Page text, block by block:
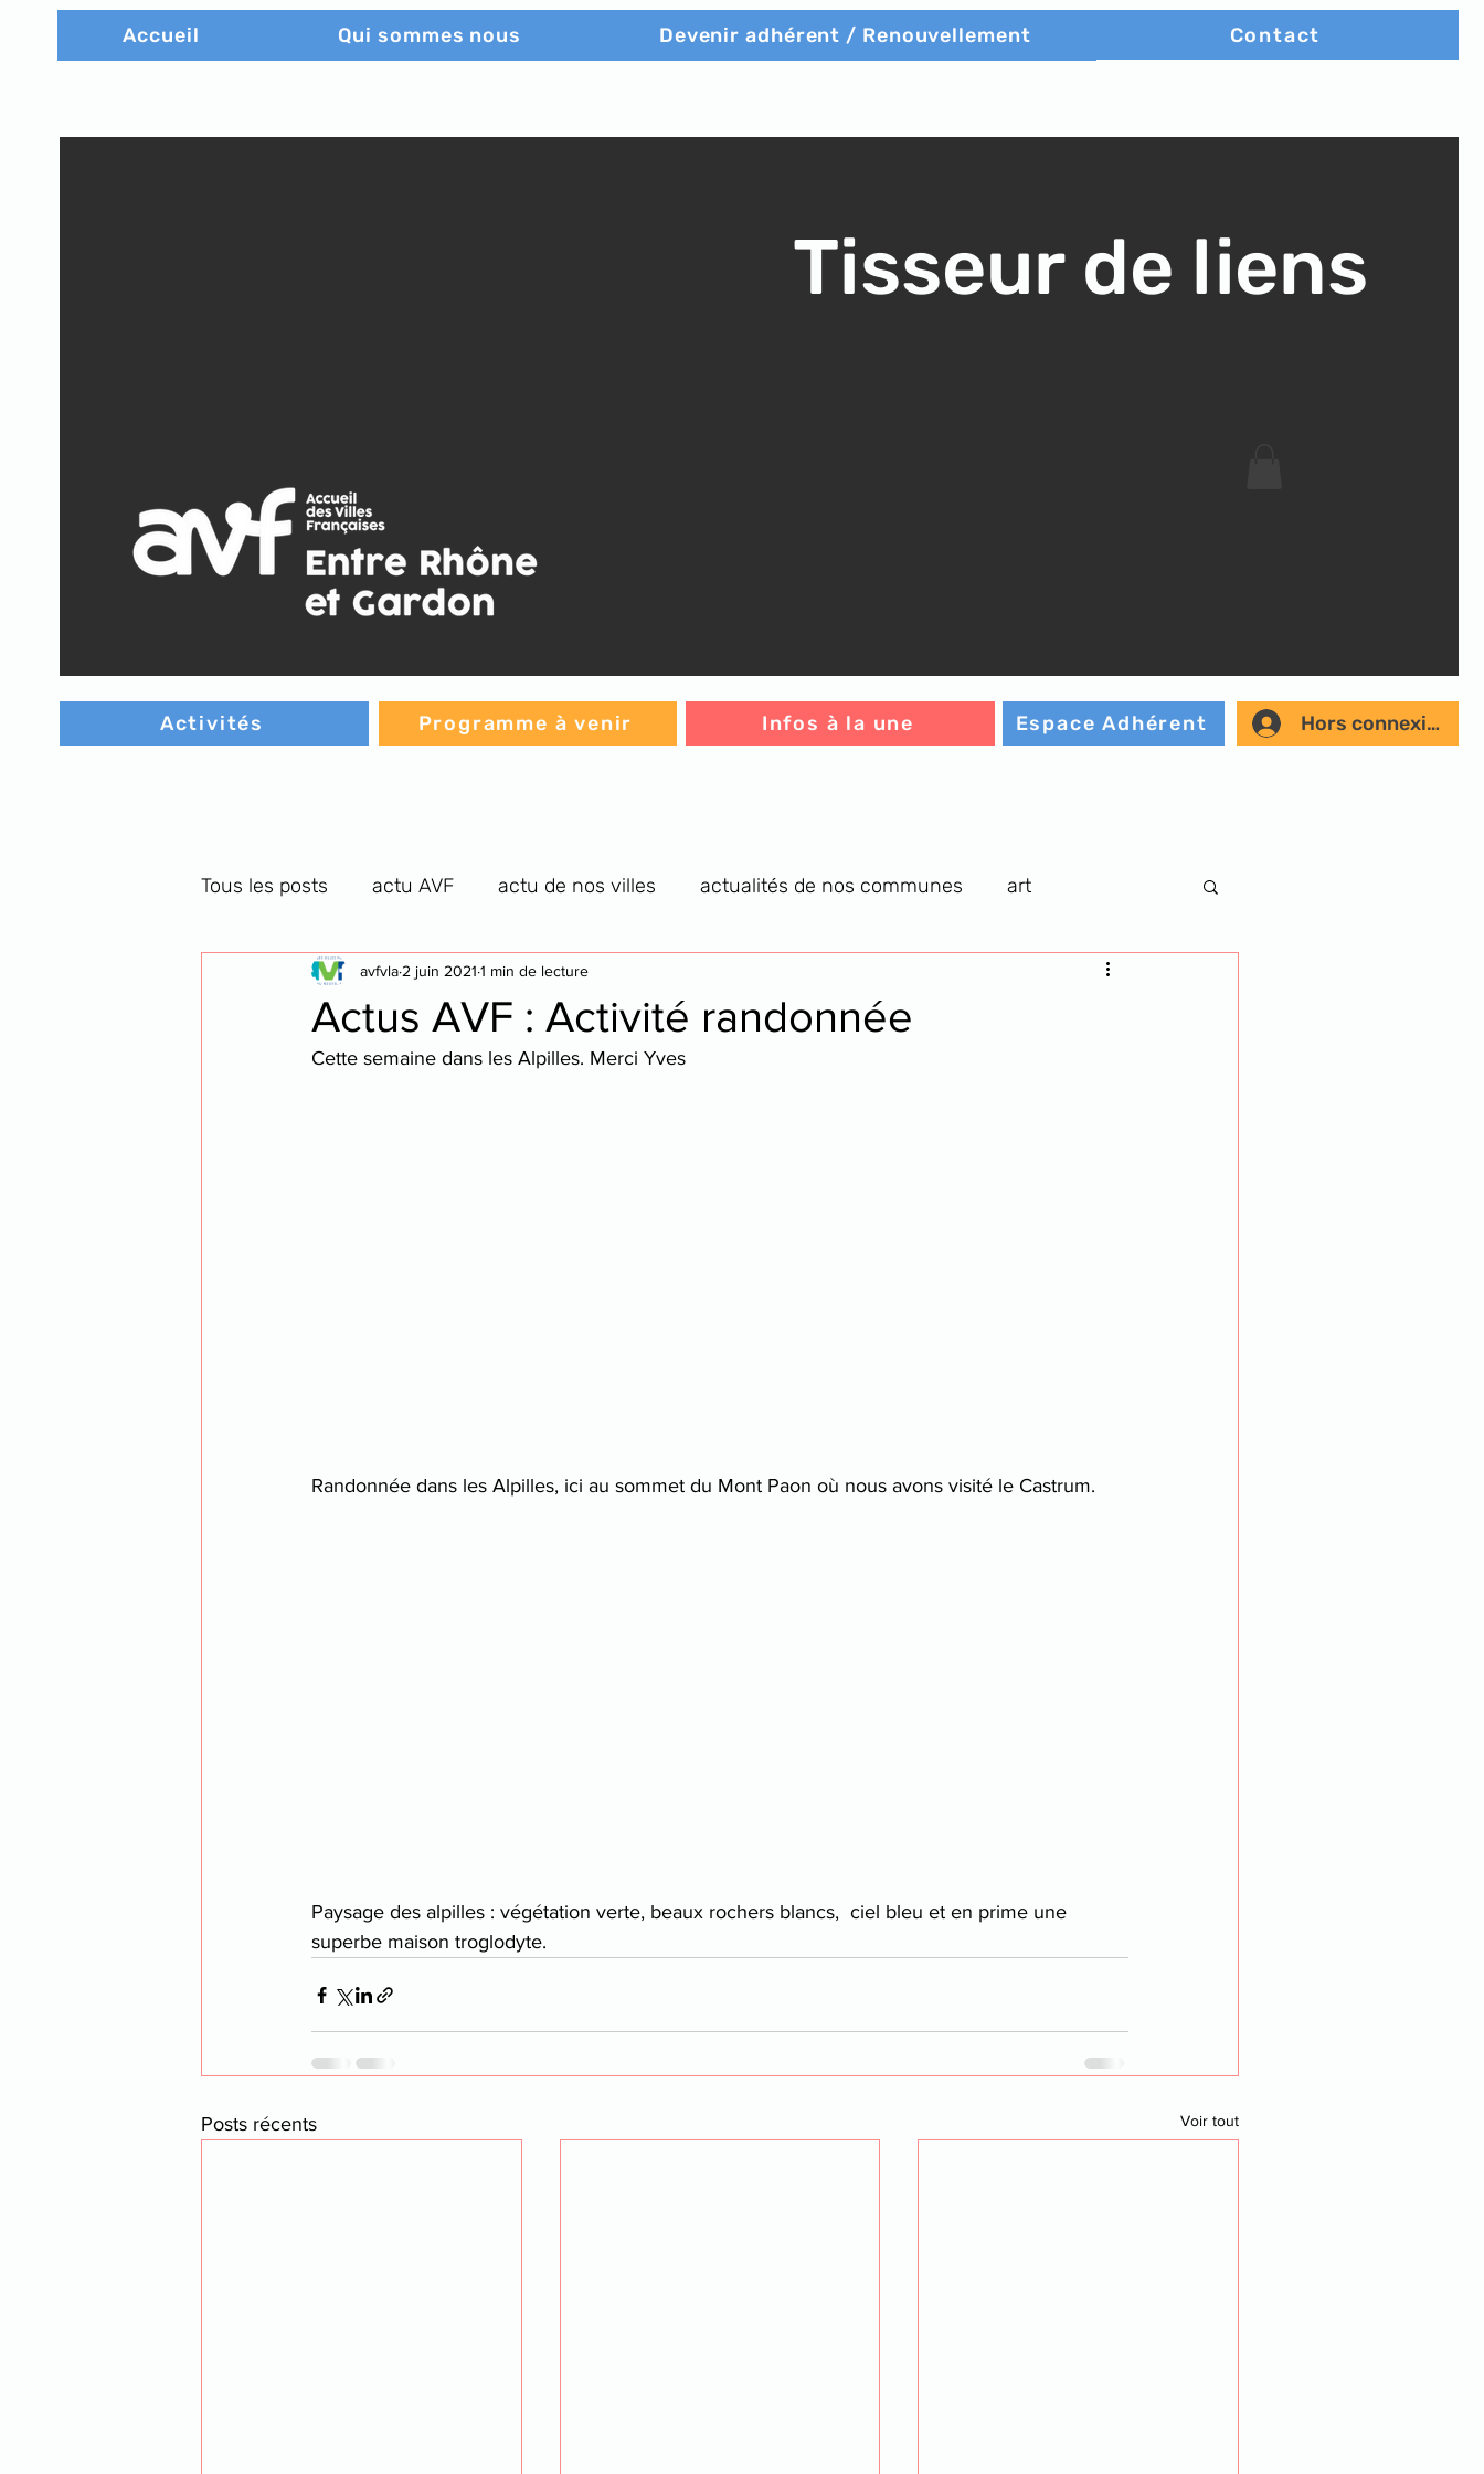
Accueil Qui sommes nous Devenir adhérent / Renouvellement Contact
Tisseur de liens
Activités Programme à venir Infos à la une Espace Adhérent Hors connexion
Tous les posts actu AVF actu de nos villes actualités de nos communes art
C.G. orthographe culture générale musique
voyage theatre danse
Actus AVF : Activité randonnée
avfvla 2 juin 2021 1 min de lecture
Cette semaine dans les Alpilles. Merci Yves
Randonnée dans les Alpilles, ici au sommet du Mont Paon où nous avons visité le Castrum.
Paysage des alpilles : végétation verte, beaux rochers blancs,  ciel bleu et en prime une
superbe maison troglodyte.
Posts récents Voir tout